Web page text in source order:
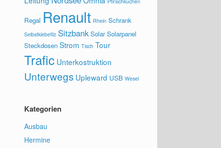
Regal Renault Rhein Schrank
Selbstklebefilz Sitzbank Solar Solarpanel
Steckdosen Strom Tisch Tour
Trafic Unterkostruktion
Unterwegs Upleward USB Wesel
Kategorien
Ausbau
Hermine